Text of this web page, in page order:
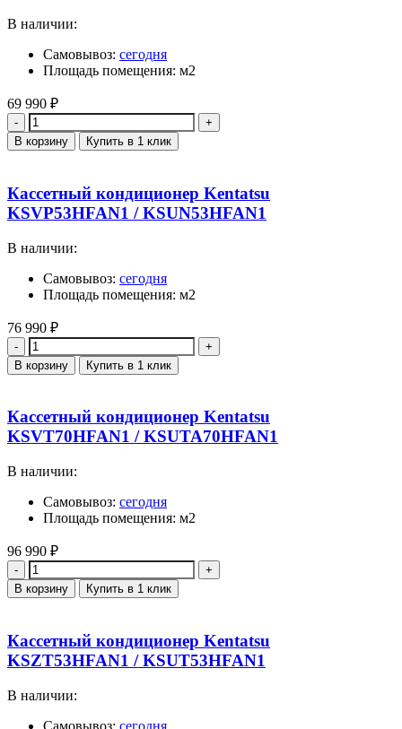
В наличии:
Самовывоз: сегодня
Площадь помещения: м2
69 990 ₽
Количество
В корзину Купить в 1 клик
Кассетный кондиционер Kentatsu
KSVP53HFAN1 / KSUN53HFAN1
В наличии:
Самовывоз: сегодня
Площадь помещения: м2
76 990 ₽
Количество
В корзину Купить в 1 клик
Кассетный кондиционер Kentatsu
KSVT70HFAN1 / KSUTA70HFAN1
В наличии:
Самовывоз: сегодня
Площадь помещения: м2
96 990 ₽
Количество
В корзину Купить в 1 клик
Кассетный кондиционер Kentatsu
KSZT53HFAN1 / KSUT53HFAN1
В наличии:
Самовывоз: сегодня